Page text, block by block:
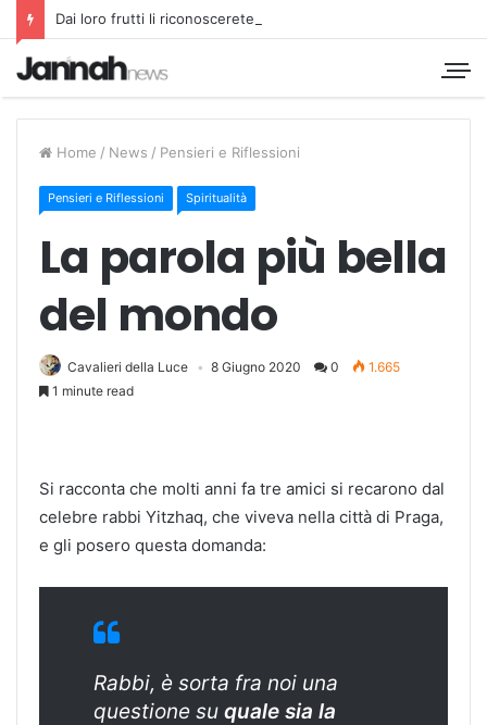
Dai loro frutti li riconoscerete
Home / News / Pensieri e Riflessioni
Pensieri e Riflessioni Spiritualità
La parola più bella
del mondo
Cavalieri della Luce 8 Giugno 2020 0
1.665
1 minute read
Si racconta che molti anni fa tre amici si recarono dal
celebre rabbi Yitzhaq, che viveva nella città di Praga,
e gli posero questa domanda:
Rabbi, è sorta fra noi una
questione su quale sia la